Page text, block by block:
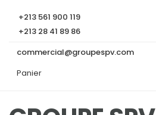
+213 561 900 119
+213 28 41 89 86
commercial@groupespv.com
Panier